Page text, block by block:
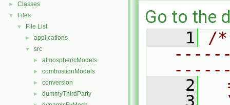
► Classes
▼ Files
▼ File List
► applications
▼ src
► atmosphericModels
► combustionModels
► conversion
► dummyThirdParty
Go to the
    1
/
    2
    3